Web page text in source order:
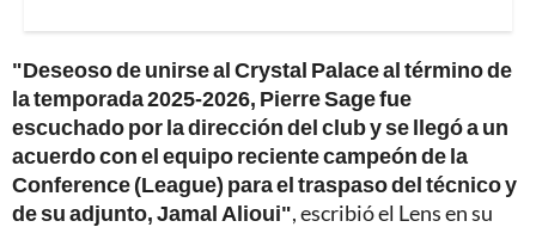
"Deseoso de unirse al Crystal Palace al término de
la temporada 2025-2026, Pierre Sage fue
escuchado por la dirección del club y se llegó a un
acuerdo con el equipo reciente campeón de la
Conference (League) para el traspaso del técnico y
de su adjunto, Jamal Alioui", escribió el Lens en su